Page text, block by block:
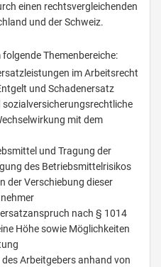
einen rechtsvergleichenden
und der Schweiz.
Themenbereiche:
im Arbeitsrecht
und Schadenersatz
sozialversicherungsrechtliche
mit dem
und Tragung der
des Betriebsmittelrisikos
der Verschiebung dieser
nach § 1014
Höhe sowie Möglichkeiten
Arbeitgebers anhand von